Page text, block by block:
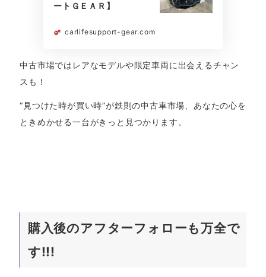
ートＧＥＡＲ】
carlifesupport-gear.com
中古市場ではレアなモデルや限定車両に出会えるチャン
スも！
“見つけた時が買い時”が鉄則の中古車市場、あなたの心を
ときめかせる一台がきっと見つかります。
購入後のアフターフォローも万全で
す!!!